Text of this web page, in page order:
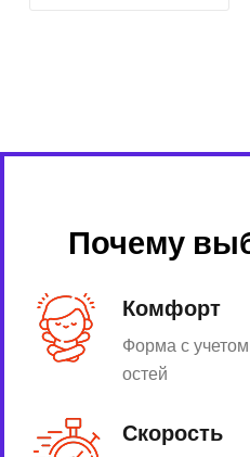
Почему
Комфорт
Форма с
остей
Скорость